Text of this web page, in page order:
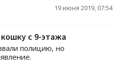
19 июня 2019, 07:54
с 9-этажа
полицию, но